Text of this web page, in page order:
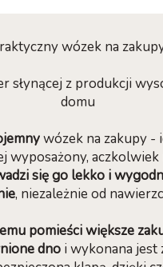
wózek na
słynącej z produkcji
domu
wózek na zakupy -
wyposażony,
się go lekko i
, niezależnie od
pomieści większe
dnoi wykonana jest